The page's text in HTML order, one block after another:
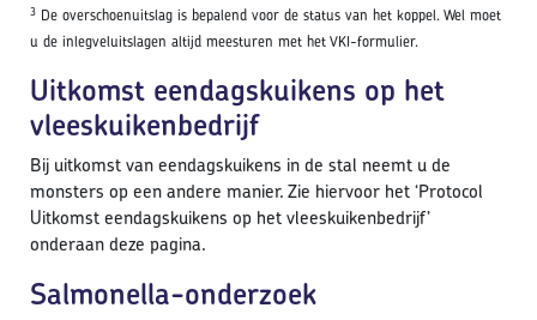
3 De overschoenuitslag is bepalend voor de status van het koppel. Wel moet
u de inlegveluitslagen altijd meesturen met het VKI-formulier.
Uitkomst eendagskuikens op het
vleeskuikenbedrijf
Bij uitkomst van eendagskuikens in de stal neemt u de
monsters op een andere manier. Zie hiervoor het ‘Protocol
Uitkomst eendagskuikens op het vleeskuikenbedrijf’
onderaan deze pagina.
Salmonella-onderzoek